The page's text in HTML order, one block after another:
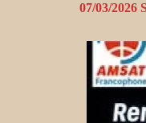
07/03/2026